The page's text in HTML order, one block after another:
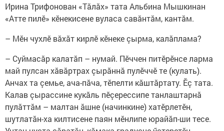
Ирина Трифонован «Тăлăх» тата Альбина Мышкинан
«Атте пилӗ» кӗнекисене вуласа савăнтăм, кантăм.
– Мӗн чухлӗ вӑхӑт кирлӗ кӗнеке çырма, калӑплама?
– Суймасăр калатăп – нумай. Пӗччен питӗрӗнсе ларма
май пулсан хăвăртрах çырăннă пулӗччӗ те (кулать).
Анчах та çемье, ача-пăча, тӗпелти кăштăртату. Ӗç тата.
Калав çырассине кукăль пӗçерессипе танлаштарнă
пулăттăм – малтан ăшне (начинкине) хатӗрлетӗн,
шутлатăн-ха килтисене паян мӗнлипе юрайăп-ши тесе.